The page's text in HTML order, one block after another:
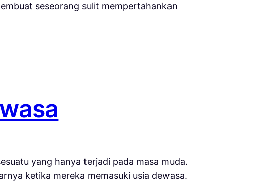
seseorang sulit mempertahankan
yang hanya terjadi pada masa muda.
ketika mereka memasuki usia dewasa.